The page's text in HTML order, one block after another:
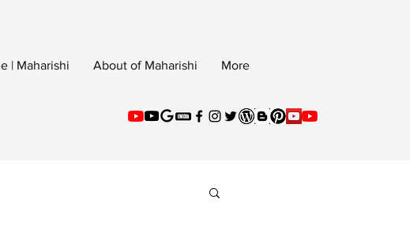
| Maharishi About of Maharishi More